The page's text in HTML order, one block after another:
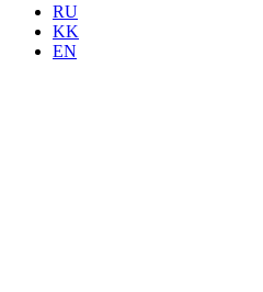
RU
KK
EN